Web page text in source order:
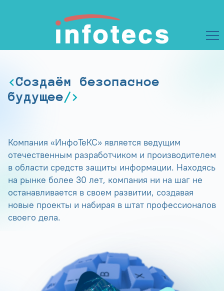
Создаём безопасное
будущее
Компания «ИнфоТеКС» является ведущим
отечественным разработчиком и производителем
в области средств защиты информации. Находясь
на рынке более 30 лет, компания ни на шаг не
останавливается в своем развитии, создавая
новые проекты и набирая в штат профессионалов
своего дела.